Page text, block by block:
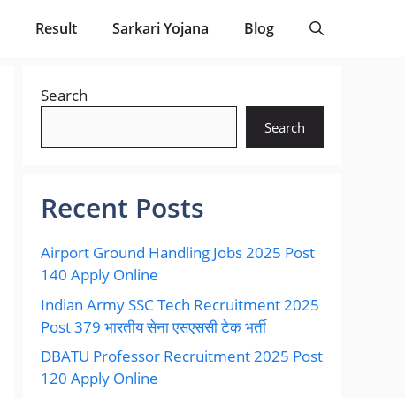
Result Sarkari Yojana Blog
Search
Search
Recent Posts
Airport Ground Handling Jobs 2025 Post
140 Apply Online
Indian Army SSC Tech Recruitment 2025
Post 379 भारतीय सेना एसएससी टेक भर्ती
DBATU Professor Recruitment 2025 Post
120 Apply Online